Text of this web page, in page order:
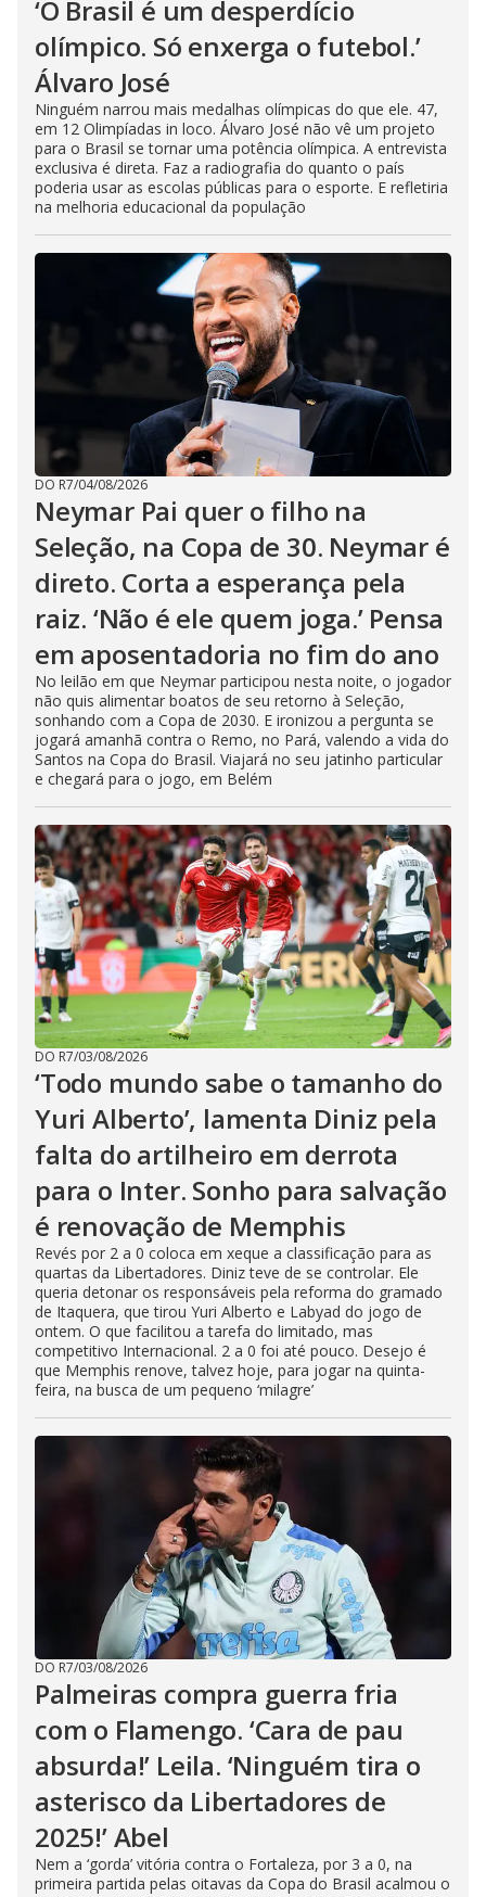
‘O Brasil é um desperdício
olímpico. Só enxerga o futebol.’
Álvaro José
Ninguém narrou mais medalhas olímpicas do que ele. 47,
em 12 Olimpíadas in loco. Álvaro José não vê um projeto
para o Brasil se tornar uma potência olímpica. A entrevista
exclusiva é direta. Faz a radiografia do quanto o país
poderia usar as escolas públicas para o esporte. E refletiria
na melhoria educacional da população
DO R7/04/08/2026
Neymar Pai quer o filho na
Seleção, na Copa de 30. Neymar é
direto. Corta a esperança pela
raiz. ‘Não é ele quem joga.’ Pensa
em aposentadoria no fim do ano
No leilão em que Neymar participou nesta noite, o jogador
não quis alimentar boatos de seu retorno à Seleção,
sonhando com a Copa de 2030. E ironizou a pergunta se
jogará amanhã contra o Remo, no Pará, valendo a vida do
Santos na Copa do Brasil. Viajará no seu jatinho particular
e chegará para o jogo, em Belém
DO R7/03/08/2026
‘Todo mundo sabe o tamanho do
Yuri Alberto’, lamenta Diniz pela
falta do artilheiro em derrota
para o Inter. Sonho para salvação
é renovação de Memphis
Revés por 2 a 0 coloca em xeque a classificação para as
quartas da Libertadores. Diniz teve de se controlar. Ele
queria detonar os responsáveis pela reforma do gramado
de Itaquera, que tirou Yuri Alberto e Labyad do jogo de
ontem. O que facilitou a tarefa do limitado, mas
competitivo Internacional. 2 a 0 foi até pouco. Desejo é
que Memphis renove, talvez hoje, para jogar na quinta-
feira, na busca de um pequeno ‘milagre’
DO R7/03/08/2026
Palmeiras compra guerra fria
com o Flamengo. ‘Cara de pau
absurda!’ Leila. ‘Ninguém tira o
asterisco da Libertadores de
2025!’ Abel
Nem a ‘gorda’ vitória contra o Fortaleza, por 3 a 0, na
primeira partida pelas oitavas da Copa do Brasil acalmou o